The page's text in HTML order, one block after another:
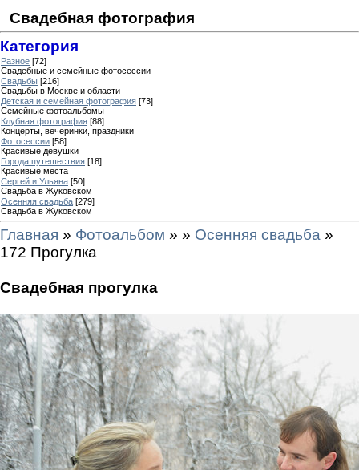
Свадебная фотография
Категория
Разное [72]
Свадебные и семейные фотосессии
Свадьбы [216]
Свадьбы в Москве и области
Детская и семейная фотография [73]
Семейные фотоальбомы
Клубная фотография [88]
Концерты, вечеринки, праздники
Фотосессии [58]
Красивые девушки
Города путешествия [18]
Красивые места
Сергей и Ульяна [50]
Свадьба в Жуковском
Осенняя свадьба [279]
Свадьба в Жуковском
Главная » Фотоальбом » » Осенняя свадьба »
172 Прогулка
Свадебная прогулка